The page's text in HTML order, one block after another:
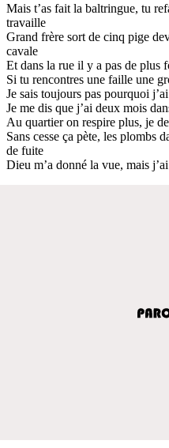
Mais t’as fait la baltringue, tu
travaille
Grand frère sort de cinq pige
cavale
Et dans la rue il y a pas de plus
Si tu rencontres une faille une
Je sais toujours pas pourquoi
Je me dis que j’ai deux mois
Au quartier on respire plus, je
Sans cesse ça pète, les plombs
de fuite
Dieu m’a donné la vue, mais